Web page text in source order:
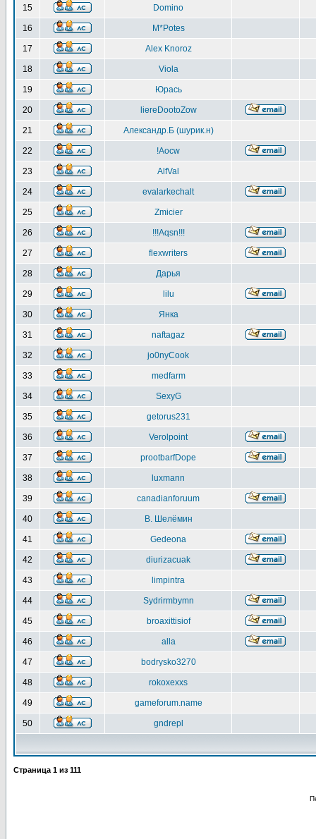
15 Domino
16 M*Potes
17 Alex Knoroz
18 Viola
19 Юрась
20 liereDootoZow
21 Александр.Б (шурик.н)
22 !Aocw
23 AlfVal
24 evalarkechalt
25 Zmicier
26 !!!Aqsn!!!
27 flexwriters
28 Дарья
29 lilu
30 Янка
31 naftagaz
32 jo0nyCook
33 medfarm
34 SexyG
35 getorus231
36 Verolpoint
37 prootbarfDope
38 luxmann
39 canadianforuum
40 В. Шелёмин
41 Gedeona
42 diurizacuak
43 limpintra
44 Sydrirmbymn
45 broaxittisiof
46 alla
47 bodrysko3270
48 rokoxexxs
49 gameforum.name
50 gndrepl
Страница 1 из 111